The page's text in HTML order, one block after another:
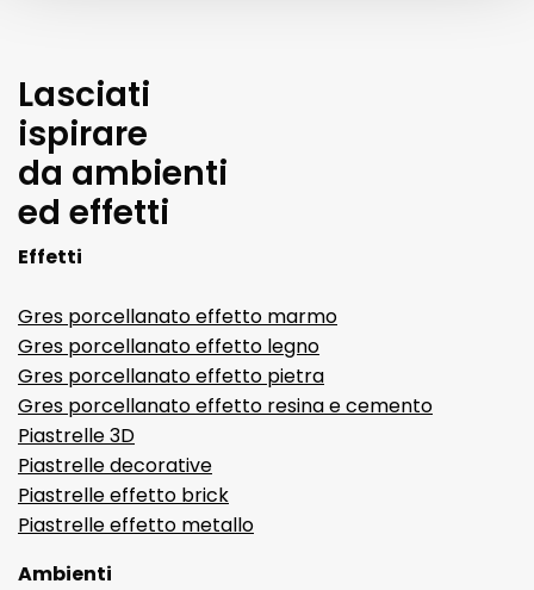
Lasciati
ispirare
da ambienti
ed effetti
Effetti
Gres porcellanato effetto marmo
Gres porcellanato effetto legno
Gres porcellanato effetto pietra
Gres porcellanato effetto resina e cemento
Piastrelle 3D
Piastrelle decorative
Piastrelle effetto brick
Piastrelle effetto metallo
Ambienti